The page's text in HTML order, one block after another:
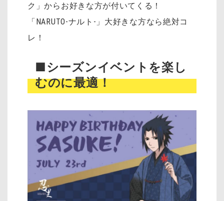
ク」からお好きな方が付いてくる！
「NARUTO-ナルト-」大好きな方なら絶対コ
レ！
■シーズンイベントを楽し
むのに最適！